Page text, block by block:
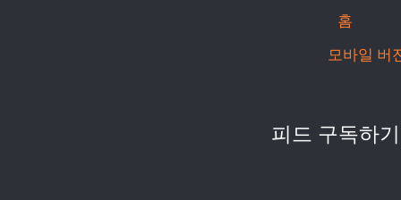
홈
모바일 버
피드 구독하